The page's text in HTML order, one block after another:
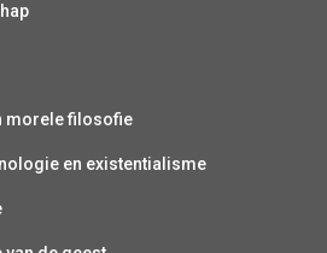
morele filosofie
en existentialisme